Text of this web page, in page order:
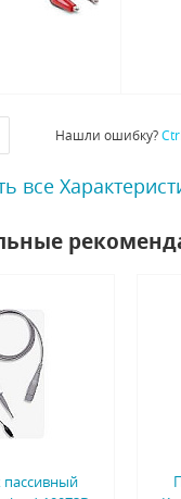
Нашли ошибку?
все